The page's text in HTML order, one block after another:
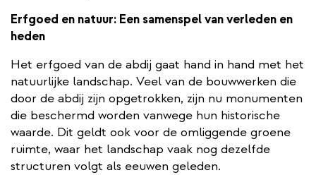
Erfgoed en natuur: Een samenspel van verleden en
heden
Het erfgoed van de abdij gaat hand in hand met het
natuurlijke landschap. Veel van de bouwwerken die
door de abdij zijn opgetrokken, zijn nu monumenten
die beschermd worden vanwege hun historische
waarde. Dit geldt ook voor de omliggende groene
ruimte, waar het landschap vaak nog dezelfde
structuren volgt als eeuwen geleden.